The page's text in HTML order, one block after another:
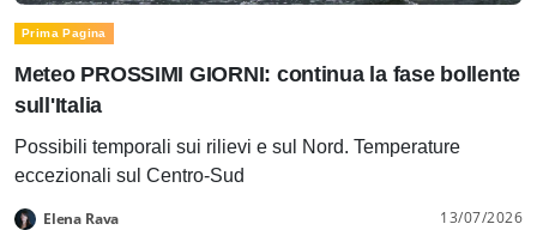
Prima Pagina
Meteo PROSSIMI GIORNI: continua la fase bollente
sull'Italia
Possibili temporali sui rilievi e sul Nord. Temperature
eccezionali sul Centro-Sud
Elena Rava 13/07/2026